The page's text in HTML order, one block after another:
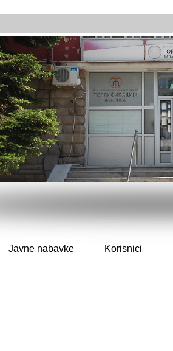
Javne nabavke Korisnici